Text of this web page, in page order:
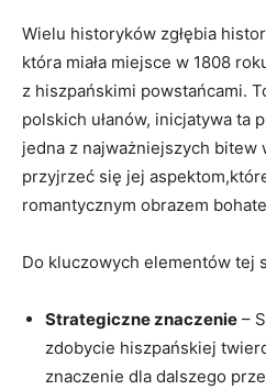
Wielu historyków zgłębia
⁤która ⁢miała miejsce w 1808
z hiszpańskimi powstańcami.​
polskich ułanów, inicjatywa ‌ta
jedna z najważniejszych bitew⁣
przyjrzeć się jej
romantycznym obrazem
Do kluczowych elementów ⁤tej
Strategiczne znaczenie –
zdobycie hiszpańskiej
znaczenie dla ‍dalszego